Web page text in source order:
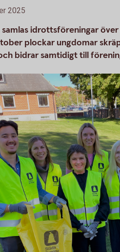
2025
idrottsföreningar
plockar ungdomar
bidrar samtidigt till